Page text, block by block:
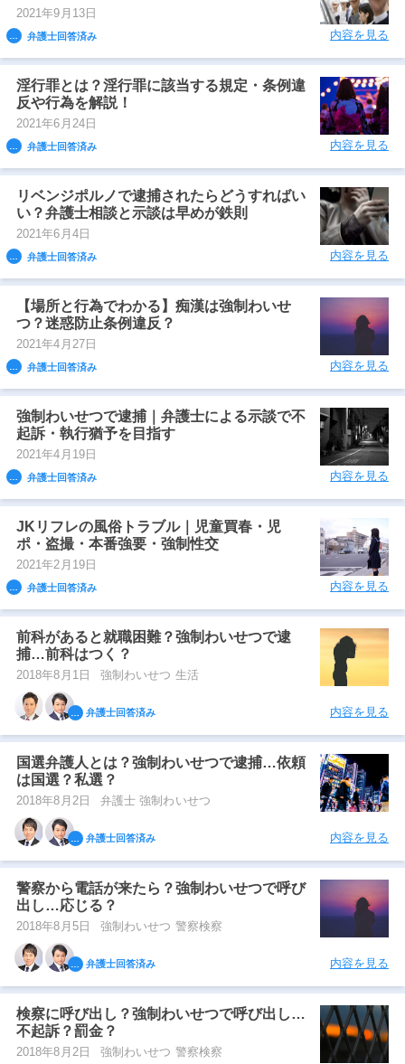
2021年9月13日
弁護士回答済み 内容を見る
淫行罪とは？淫行罪に該当する規定・条例違
反や行為を解説！
2021年6月24日
弁護士回答済み 内容を見る
リベンジポルノで逮捕されたらどうすればい
い？弁護士相談と示談は早めが鉄則
2021年6月4日
弁護士回答済み 内容を見る
【場所と行為でわかる】痴漢は強制わいせ
つ？迷惑防止条例違反？
2021年4月27日
弁護士回答済み 内容を見る
強制わいせつで逮捕｜弁護士による示談で不
起訴・執行猶予を目指す
2021年4月19日
弁護士回答済み 内容を見る
JKリフレの風俗トラブル｜児童買春・児
ポ・盗撮・本番強要・強制性交
2021年2月19日
弁護士回答済み 内容を見る
前科があると就職困難？強制わいせつで逮
捕…前科はつく？
2018年8月1日 強制わいせつ 生活
弁護士回答済み 内容を見る
国選弁護人とは？強制わいせつで逮捕…依頼
は国選？私選？
2018年8月2日 弁護士 強制わいせつ
弁護士回答済み 内容を見る
警察から電話が来たら？強制わいせつで呼び
出し…応じる？
2018年8月5日 強制わいせつ 警察検察
弁護士回答済み 内容を見る
検察に呼び出し？強制わいせつで呼び出し…
不起訴？罰金？
2018年8月2日 強制わいせつ 警察検察